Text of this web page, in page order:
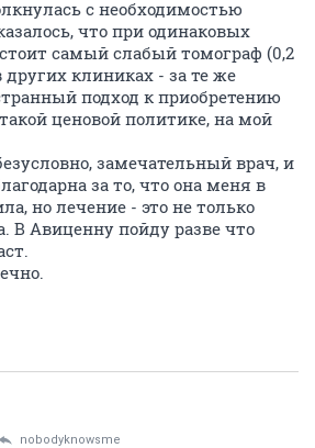
с необходимостью
что при одинаковых
самый слабый томограф (0,2
других клиниках - за те же
подход к приобретению
ценовой политике, на мой
замечательный врач, и
за то, что она меня в
но лечение - это не только
В Авиценну пойду разве что
nobodyknowsme